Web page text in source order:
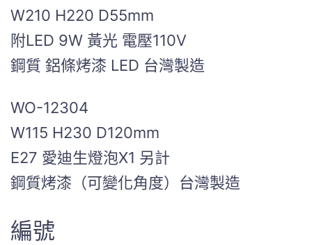
W210 H220 D55mm
附LED 9W 黃光 電壓110V
鋼質 鋁條烤漆 LED 台灣製造
WO-12304
W115 H230 D120mm
E27 愛迪生燈泡X1 另計
鋼質烤漆（可變化角度）台灣製造
編號